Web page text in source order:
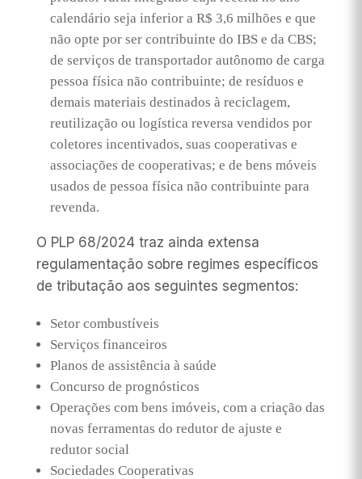
calendário seja inferior a R$ 3,6 milhões e que
não opte por ser contribuinte do IBS e da CBS;
de serviços de transportador autônomo de carga
pessoa física não contribuinte; de resíduos e
demais materiais destinados à reciclagem,
reutilização ou logística reversa vendidos por
coletores incentivados, suas cooperativas e
associações de cooperativas; e de bens móveis
usados de pessoa física não contribuinte para
revenda.
O PLP 68/2024 traz ainda extensa
regulamentação sobre regimes específicos
de tributação aos seguintes segmentos:
Setor combustíveis
Serviços financeiros
Planos de assistência à saúde
Concurso de prognósticos
Operações com bens imóveis, com a criação das
novas ferramentas do redutor de ajuste e
redutor social
Sociedades Cooperativas